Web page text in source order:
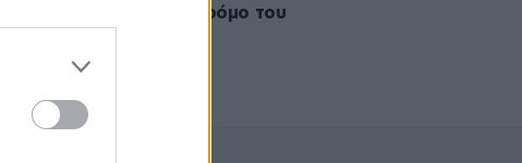
πρόσωπο σε εμπορικό δρόμο του